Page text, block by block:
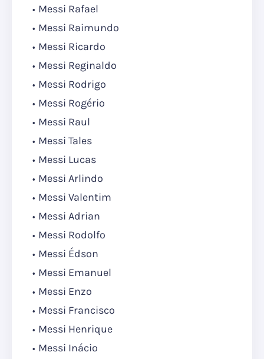
Messi Rafael
Messi Raimundo
Messi Ricardo
Messi Reginaldo
Messi Rodrigo
Messi Rogério
Messi Raul
Messi Tales
Messi Lucas
Messi Arlindo
Messi Valentim
Messi Adrian
Messi Rodolfo
Messi Édson
Messi Emanuel
Messi Enzo
Messi Francisco
Messi Henrique
Messi Inácio